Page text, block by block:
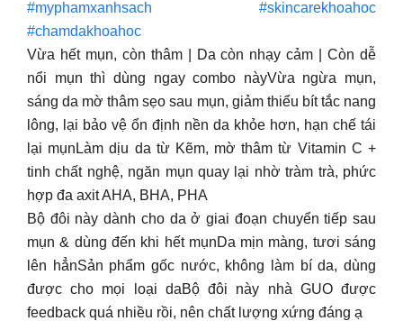
#myphamxanhsach
#skincarekhoahoc
#chamdakhoahoc
Vừa hết mụn, còn thâm | Da còn nhạy cảm | Còn dễ
nổi mụn thì dùng ngay combo nàyVừa ngừa mụn,
sáng da mờ thâm sẹo sau mụn, giảm thiểu bít tắc nang
lông, lại bảo vệ ổn định nền da khỏe hơn, hạn chế tái
lại mụnLàm dịu da từ Kẽm, mờ thâm từ Vitamin C +
tinh chất nghệ, ngăn mụn quay lại nhờ tràm trà, phức
hợp đa axit AHA, BHA, PHA
Bộ đôi này dành cho da ở giai đoạn chuyển tiếp sau
mụn & dùng đến khi hết mụnDa mịn màng, tươi sáng
lên hẳnSản phẩm gốc nước, không làm bí da, dùng
được cho mọi loại daBộ đôi này nhà GUO được
feedback quá nhiều rồi, nên chất lượng xứng đáng ạ